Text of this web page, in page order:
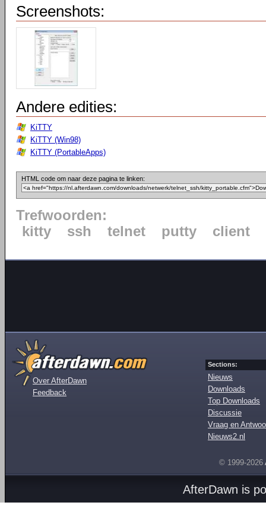
Screenshots:
Andere edities:
KiTTY
KiTTY (Win98)
KiTTY (PortableApps)
HTML code om naar deze pagina te linken:
Trefwoorden:
kitty
ssh telnet putty client
Over AfterDawn
Feedback
Sections:
Nieuws
Downloads
Top Downloads
Discussie
Vraag en
Nieuws2.nl
© 1999-2026
AfterDawn is